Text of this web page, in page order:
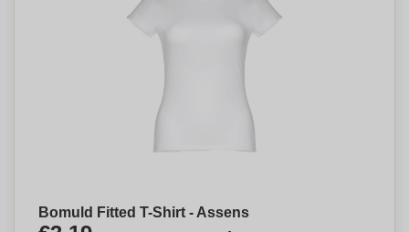
Bomuld Fitted T-Shirt - Assens